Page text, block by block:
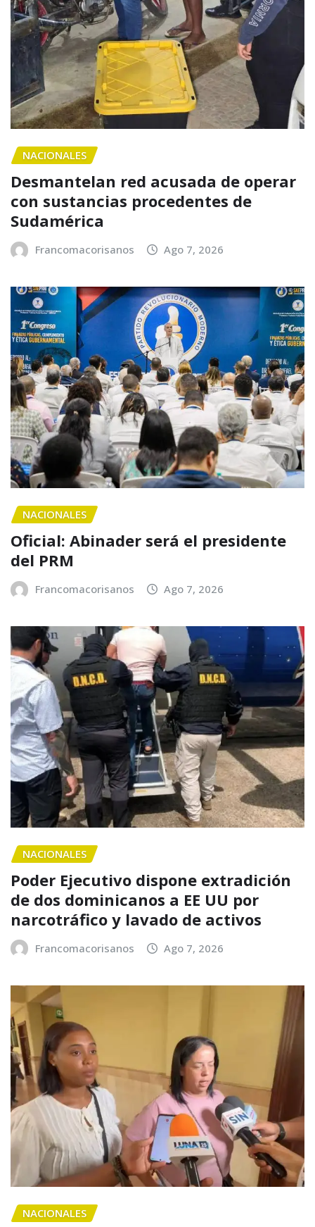
NACIONALES
Desmantelan red acusada de operar
con sustancias procedentes de
Sudamérica
Francomacorisanos Ago 7, 2026
NACIONALES
Oficial: Abinader será el presidente
del PRM
Francomacorisanos Ago 7, 2026
NACIONALES
Poder Ejecutivo dispone extradición
de dos dominicanos a EE UU por
narcotráfico y lavado de activos
Francomacorisanos Ago 7, 2026
NACIONALES